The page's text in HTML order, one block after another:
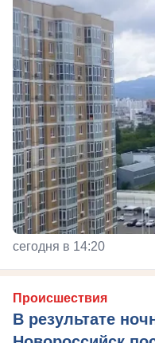
сегодня в 14:20
Происшествия
В результате